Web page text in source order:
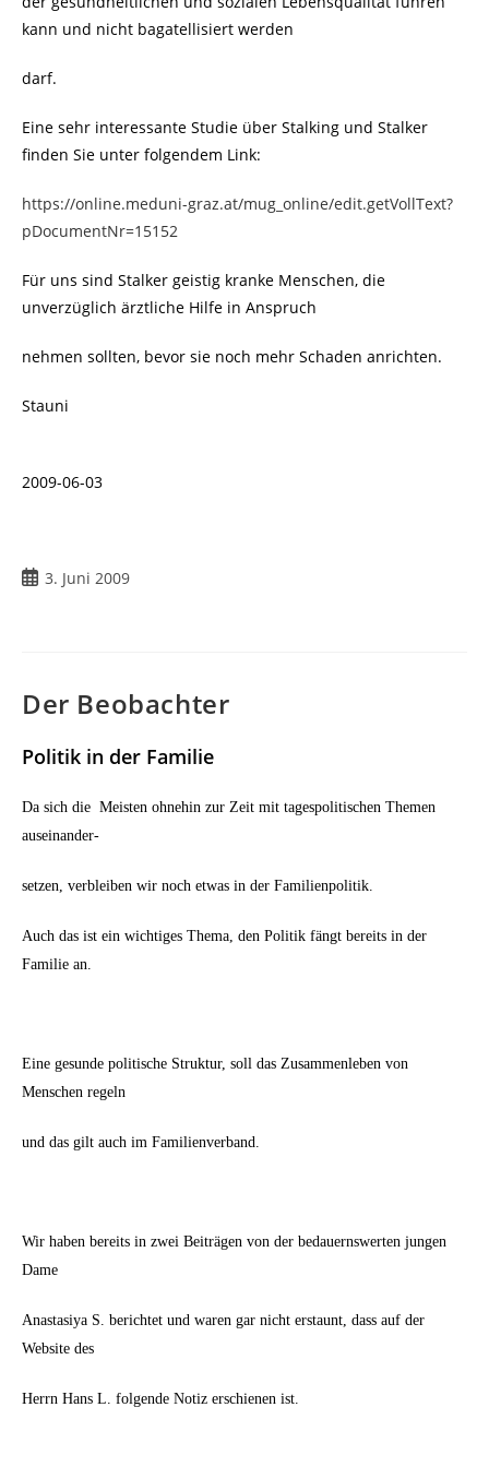
kann und nicht bagatellisiert werden
darf.
Eine sehr interessante Studie über Stalking und Stalker
finden Sie unter folgendem Link:
https://online.meduni-graz.at/mug_online/edit.getVollText?
pDocumentNr=15152
Für uns sind Stalker geistig kranke Menschen, die
unverzüglich ärztliche Hilfe in Anspruch
nehmen sollten, bevor sie noch mehr Schaden anrichten.
Stauni
2009-06-03
Beitrag
3. Juni 2009
Der Beobachter
Politik in der Familie
Da sich die Meisten ohnehin zur Zeit mit tagespolitischen Themen
auseinander-
setzen, verbleiben wir noch etwas in der Familienpolitik.
Auch das ist ein wichtiges Thema, den Politik fängt bereits in der
Familie an.
Eine gesunde politische Struktur, soll das Zusammenleben von
Menschen regeln
und das gilt auch im Familienverband.
Wir haben bereits in zwei Beiträgen von der bedauernswerten jungen
Dame
Anastasiya S. berichtet und waren gar nicht erstaunt, dass auf der
Website des
Herrn Hans L. folgende Notiz erschienen ist.